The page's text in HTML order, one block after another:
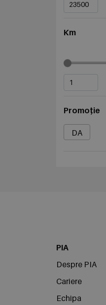
Km
Promoție
DA
PIA
Despre PIA
Cariere
Echipa